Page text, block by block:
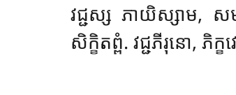
វជ្ជស្ស ភាយិស្សាម, ស
សិក្ខិតព្ពំ. វជ្ជភីរុនោ, ភិ